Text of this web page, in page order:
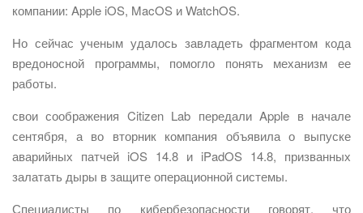
компании: Apple iOS, MacOS и WatchOS.
Но сейчас ученым удалось завладеть фрагментом кода
вредоносной программы, помогло понять механизм ее
работы.
свои соображения Citizen Lab передали Apple в начале
сентября, а во вторник компания объявила о выпуске
аварийных патчей iOS 14.8 и iPadOS 14.8, призванных
залатать дыры в защите операционной системы.
Специалисты по кибербезопасности говорят, что